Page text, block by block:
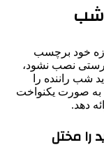
شب
خود برچسب
درستی نصب نشود،
شب راننده را
صورت یکنواخت
دهد.
را مختل